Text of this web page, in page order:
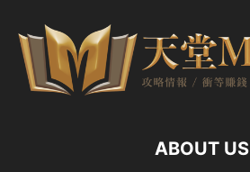
ABOUT US